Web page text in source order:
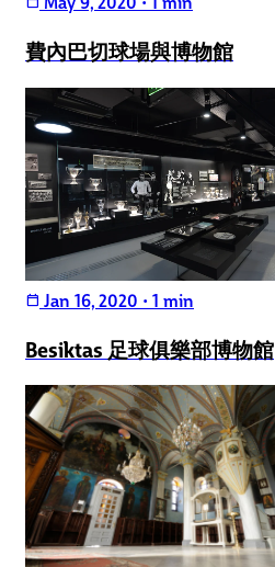
費內巴切球場與博物館
calendar_today Jan 16, 2020 • 1 min
Besiktas 足球俱樂部博物館